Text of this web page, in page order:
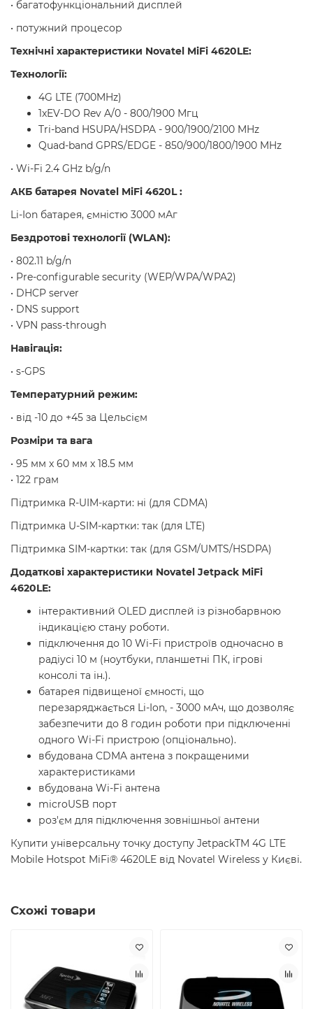
• багатофункціональний дисплей
• потужний процесор
Технічні характеристики Novatel MiFi 4620LE:
Технології:
4G LTE (700MHz)
1xEV-DO Rev A/0 - 800/1900 Мгц
Tri-band HSUPA/HSDPA - 900/1900/2100 MHz
Quad-band GPRS/EDGE - 850/900/1800/1900 MHz
• Wi-Fi 2.4 GHz b/g/n
АКБ батарея Novatel MiFi 4620L:
Li-Ion батарея, ємністю 3000 мАг
Бездротові технології (WLAN):
• 802.11 b/g/n
• Pre-configurable security (WEP/WPA/WPA2)
• DHCP server
• DNS support
• VPN pass-through
Навігація:
• s-GPS
Температурний режим:
• від -10 до +45 за Цельсієм
Розміри та вага
• 95 мм x 60 мм x 18.5 мм
• 122 грам
Підтримка R-UIM-карти: ні (для CDMA)
Підтримка U-SIM-картки: так (для LTE)
Підтримка SIM-картки: так (для GSM/UMTS/HSDPA)
Додаткові характеристики Novatel Jetpack MiFi
4620LE:
інтерактивний OLED дисплей із різнобарвною
індикацією стану роботи.
підключення до 10 Wi-Fi пристроїв одночасно в
радіусі 10 м (ноутбуки, планшетні ПК, ігрові
консолі та ін.).
батарея підвищеної ємності, що
перезаряджається Li-Ion, - 3000 мАч, що дозволяє
забезпечити до 8 годин роботи при підключенні
одного Wi-Fi пристрою (опціонально).
вбудована CDMA антена з покращеними
характеристиками
вбудована Wi-Fi антена
microUSB порт
роз'єм для підключення зовнішньої антени
Купити універсальну точку доступу JetpackTM 4G LTE
Mobile Hotspot MiFi® 4620LE від Novatel Wireless у Києві.
Схожі товари